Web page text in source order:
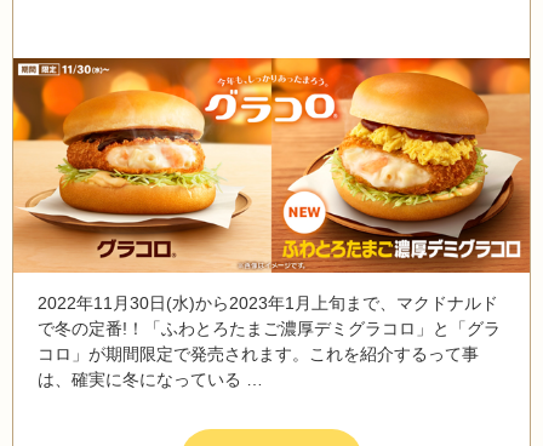
2022年11月30日(水)から2023年1月上旬まで、マクドナルド
で冬の定番!！「ふわとろたまご濃厚デミグラコロ」と「グラ
コロ」が期間限定で発売されます。これを紹介するって事
は、確実に冬になっている …